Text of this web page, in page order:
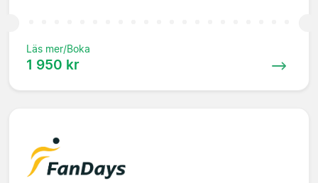
Läs mer/Boka
1 950 kr